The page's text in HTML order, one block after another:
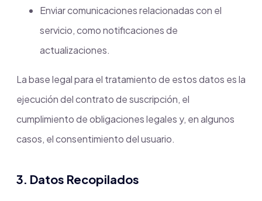
Enviar comunicaciones relacionadas con el
servicio, como notificaciones de
actualizaciones.
La base legal para el tratamiento de estos datos es la
ejecución del contrato de suscripción, el
cumplimiento de obligaciones legales y, en algunos
casos, el consentimiento del usuario.
3. Datos Recopilados